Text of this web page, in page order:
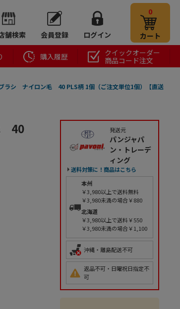
舗検索 会員登録 ログイン
0
カート
購入履歴
クイックオーダー
商品コード注文
ラシ ナイロン毛 40 PLS柄 1個（ご注文単位1個）【直送
40
発送元
パンジャパ
ン・トレーデ
ィング
送料対策に！商品はこちら
本州
￥3,980以上で送料無料
￥3,980未満の場合￥880
北海道
￥3,980以上で送料￥550
￥3,980未満の場合￥1,100
沖縄・離島配送不可
返品不可・日曜祝日指定不
可